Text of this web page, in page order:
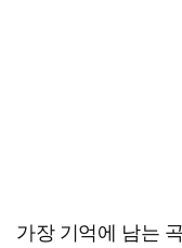
가장 기억에 남는